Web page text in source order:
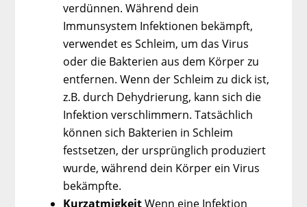
verdünnen. Während dein
Immunsystem Infektionen bekämpft,
verwendet es Schleim, um das Virus
oder die Bakterien aus dem Körper zu
entfernen. Wenn der Schleim zu dick ist,
z.B. durch Dehydrierung, kann sich die
Infektion verschlimmern. Tatsächlich
können sich Bakterien in Schleim
festsetzen, der ursprünglich produziert
wurde, während dein Körper ein Virus
bekämpfte.
KurzatmigkeitWenn eine Infektion